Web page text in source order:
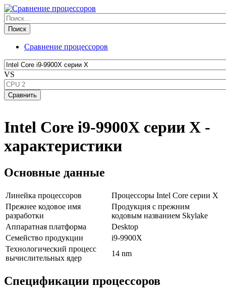
Сравнение процессоров
VS
Intel Core i9-9900X серии X -
характеристики
Основные данные
Линейка процессоров
Процессоры Intel Core серии X
Прежнее кодовое имя
разработки
Продукция с прежним
кодовым названием Skylake
Аппаратная платформа
Desktop
Семейство продукции
i9-9900X
Технологический процесс
вычислительных ядер
14 nm
Спецификации процессоров